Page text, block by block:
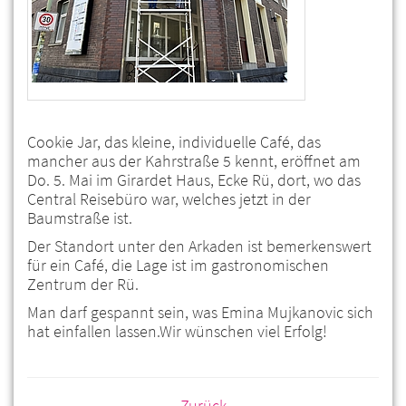
Cookie Jar, das kleine, individuelle Café, das
mancher aus der Kahrstraße 5 kennt, eröffnet am
Do. 5. Mai im Girardet Haus, Ecke Rü, dort, wo das
Central Reisebüro war, welches jetzt in der
Baumstraße ist.
Der Standort unter den Arkaden ist bemerkenswert
für ein Café, die Lage ist im gastronomischen
Zentrum der Rü.
Man darf gespannt sein, was Emina Mujkanovic sich
hat einfallen lassen.Wir wünschen viel Erfolg!